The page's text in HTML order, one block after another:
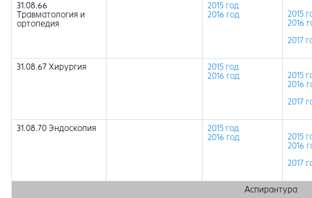
31.08.66
Травматология и
ортопедия
2015 год
2016 год
2015
2016
2017
31.08.67 Хирургия
2015 год
2016 год
2015
2016
2017
31.08.70 Эндоскопия
2015 год
2016 год
2015
2016
2017
Аспирантура